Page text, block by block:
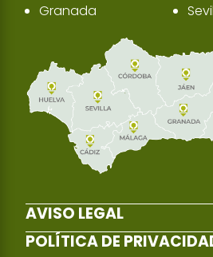
Granada
AVISO LEGAL
POLÍTICA DE